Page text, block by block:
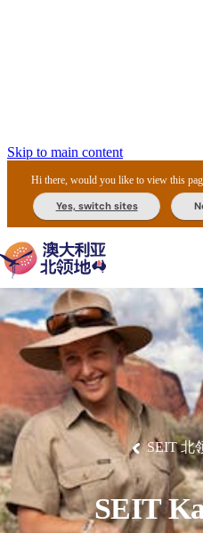
Skip to main content
Hi there, would you like to view this
Yes, switch sites
主
导
航
景
点
最
受
欢
迎
目
达
尔
爱
丽
斯
乌
鲁
鲁
卡
卡
杜
国
公
园
李
菲
特
国
家
公
园
瓦
塔
国
家
公
园
提
维
群
岛
东
阿
纳
姆
地
马
塔
兰
卡
温
泉
池
特
米
鲁
克
国
家
公
园
卡
卡
鲁
/
魔
鬼
大
理
石
保
护
区
马
古
克
瀑
布
奥
里
查
西
麦
克
唐
纳
国
家
公
园
体
验
旅
文
化
体
美
食
攻
节
庆
与
活
动
户
外
探
险
自
和
野
生
动
植
物
史
和
遗
产
钓
鱼
高
端
旅
游
露
营
和
豪
华
野
营
旅
行
灵
感
规
划
住
导
游
陪
同
旅
租
车
和
交
通
SEIT 北
SEIT